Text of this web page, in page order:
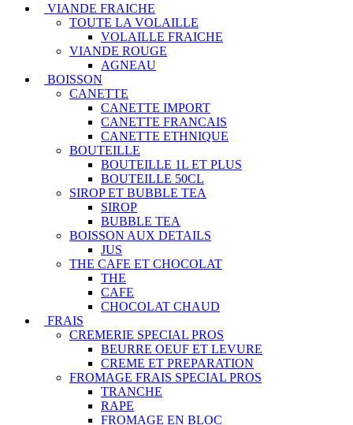
VIANDE FRAICHE
TOUTE LA VOLAILLE
VOLAILLE FRAICHE
VIANDE ROUGE
AGNEAU
BOISSON
CANETTE
CANETTE IMPORT
CANETTE FRANCAIS
CANETTE ETHNIQUE
BOUTEILLE
BOUTEILLE 1L ET PLUS
BOUTEILLE 50CL
SIROP ET BUBBLE TEA
SIROP
BUBBLE TEA
BOISSON AUX DETAILS
JUS
THE CAFE ET CHOCOLAT
THE
CAFE
CHOCOLAT CHAUD
FRAIS
CREMERIE SPECIAL PROS
BEURRE OEUF ET LEVURE
CREME ET PREPARATION
FROMAGE FRAIS SPECIAL PROS
TRANCHE
RAPE
FROMAGE EN BLOC